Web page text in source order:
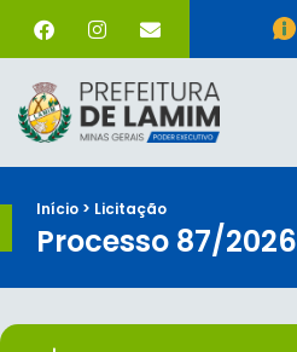
Início > Licitação
Processo 87/2026